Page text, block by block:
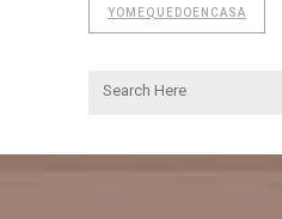
YOMEQUEDOENCASA